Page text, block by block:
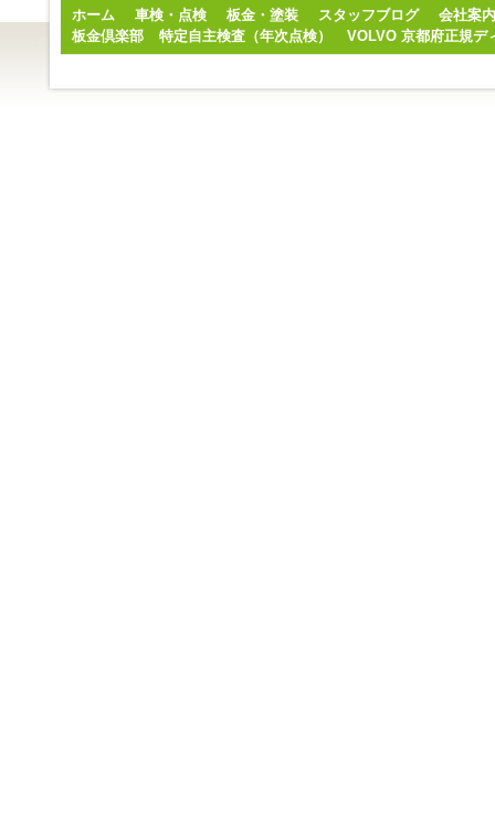
ホーム 車検・点検 板金・塗装 スタッフブログ
会社案内
板金倶楽部
特定自主検査（年次点検） VOLVO 京都府正規デ